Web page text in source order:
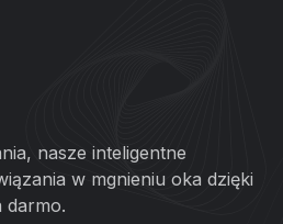
nasze inteligentne
w mgnieniu oka dzięki
darmo.